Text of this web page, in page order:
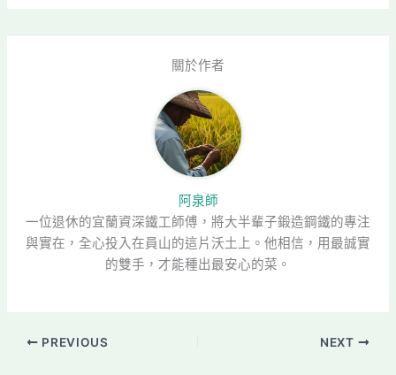
關於作者
阿泉師
一位退休的宜蘭資深鐵工師傅，將大半輩子鍛造鋼鐵的專注
與實在，全心投入在員山的這片沃土上。他相信，用最誠實
的雙手，才能種出最安心的菜。
PREVIOUS NEXT